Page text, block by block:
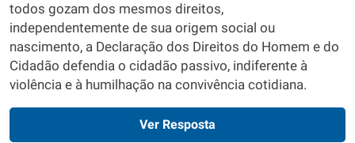
todos gozam dos mesmos direitos,
independentemente de sua origem social ou
nascimento, a Declaração dos Direitos do Homem e do
Cidadão defendia o cidadão passivo, indiferente à
violência e à humilhação na convivência cotidiana.
Ver Resposta